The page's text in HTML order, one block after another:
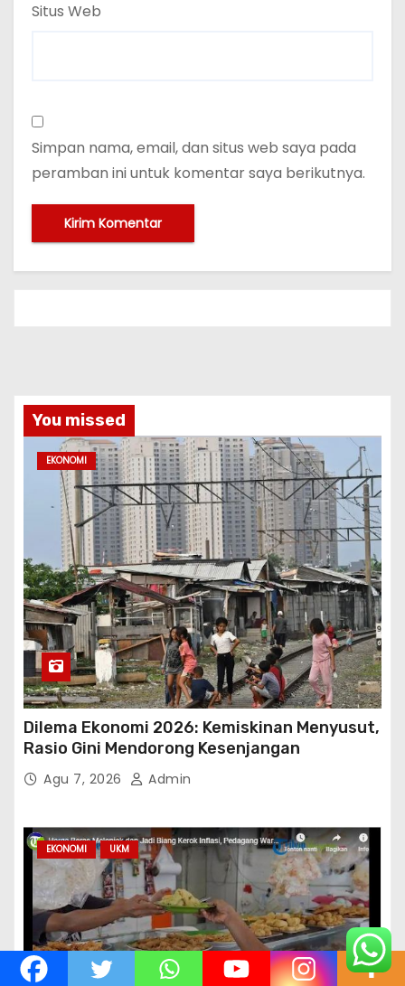
Situs Web
Simpan nama, email, dan situs web saya pada
peramban ini untuk komentar saya berikutnya.
You missed
EKONOMI
Dilema Ekonomi 2026: Kemiskinan Menyusut,
Rasio Gini Mendorong Kesenjangan
Agu 7, 2026 Admin
EKONOMI UKM